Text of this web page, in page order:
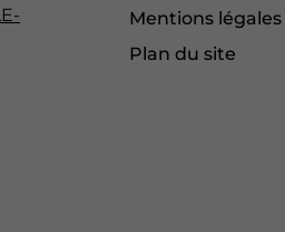
Mentions légales
Plan du site